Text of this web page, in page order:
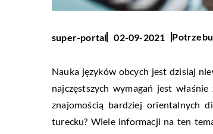
super-portal 02-09-2021
Nauka języków obcych jest dzisiaj
najczęstszych wymagań jest
znajomością bardziej orientalnych
turecku? Wiele informacji na ten